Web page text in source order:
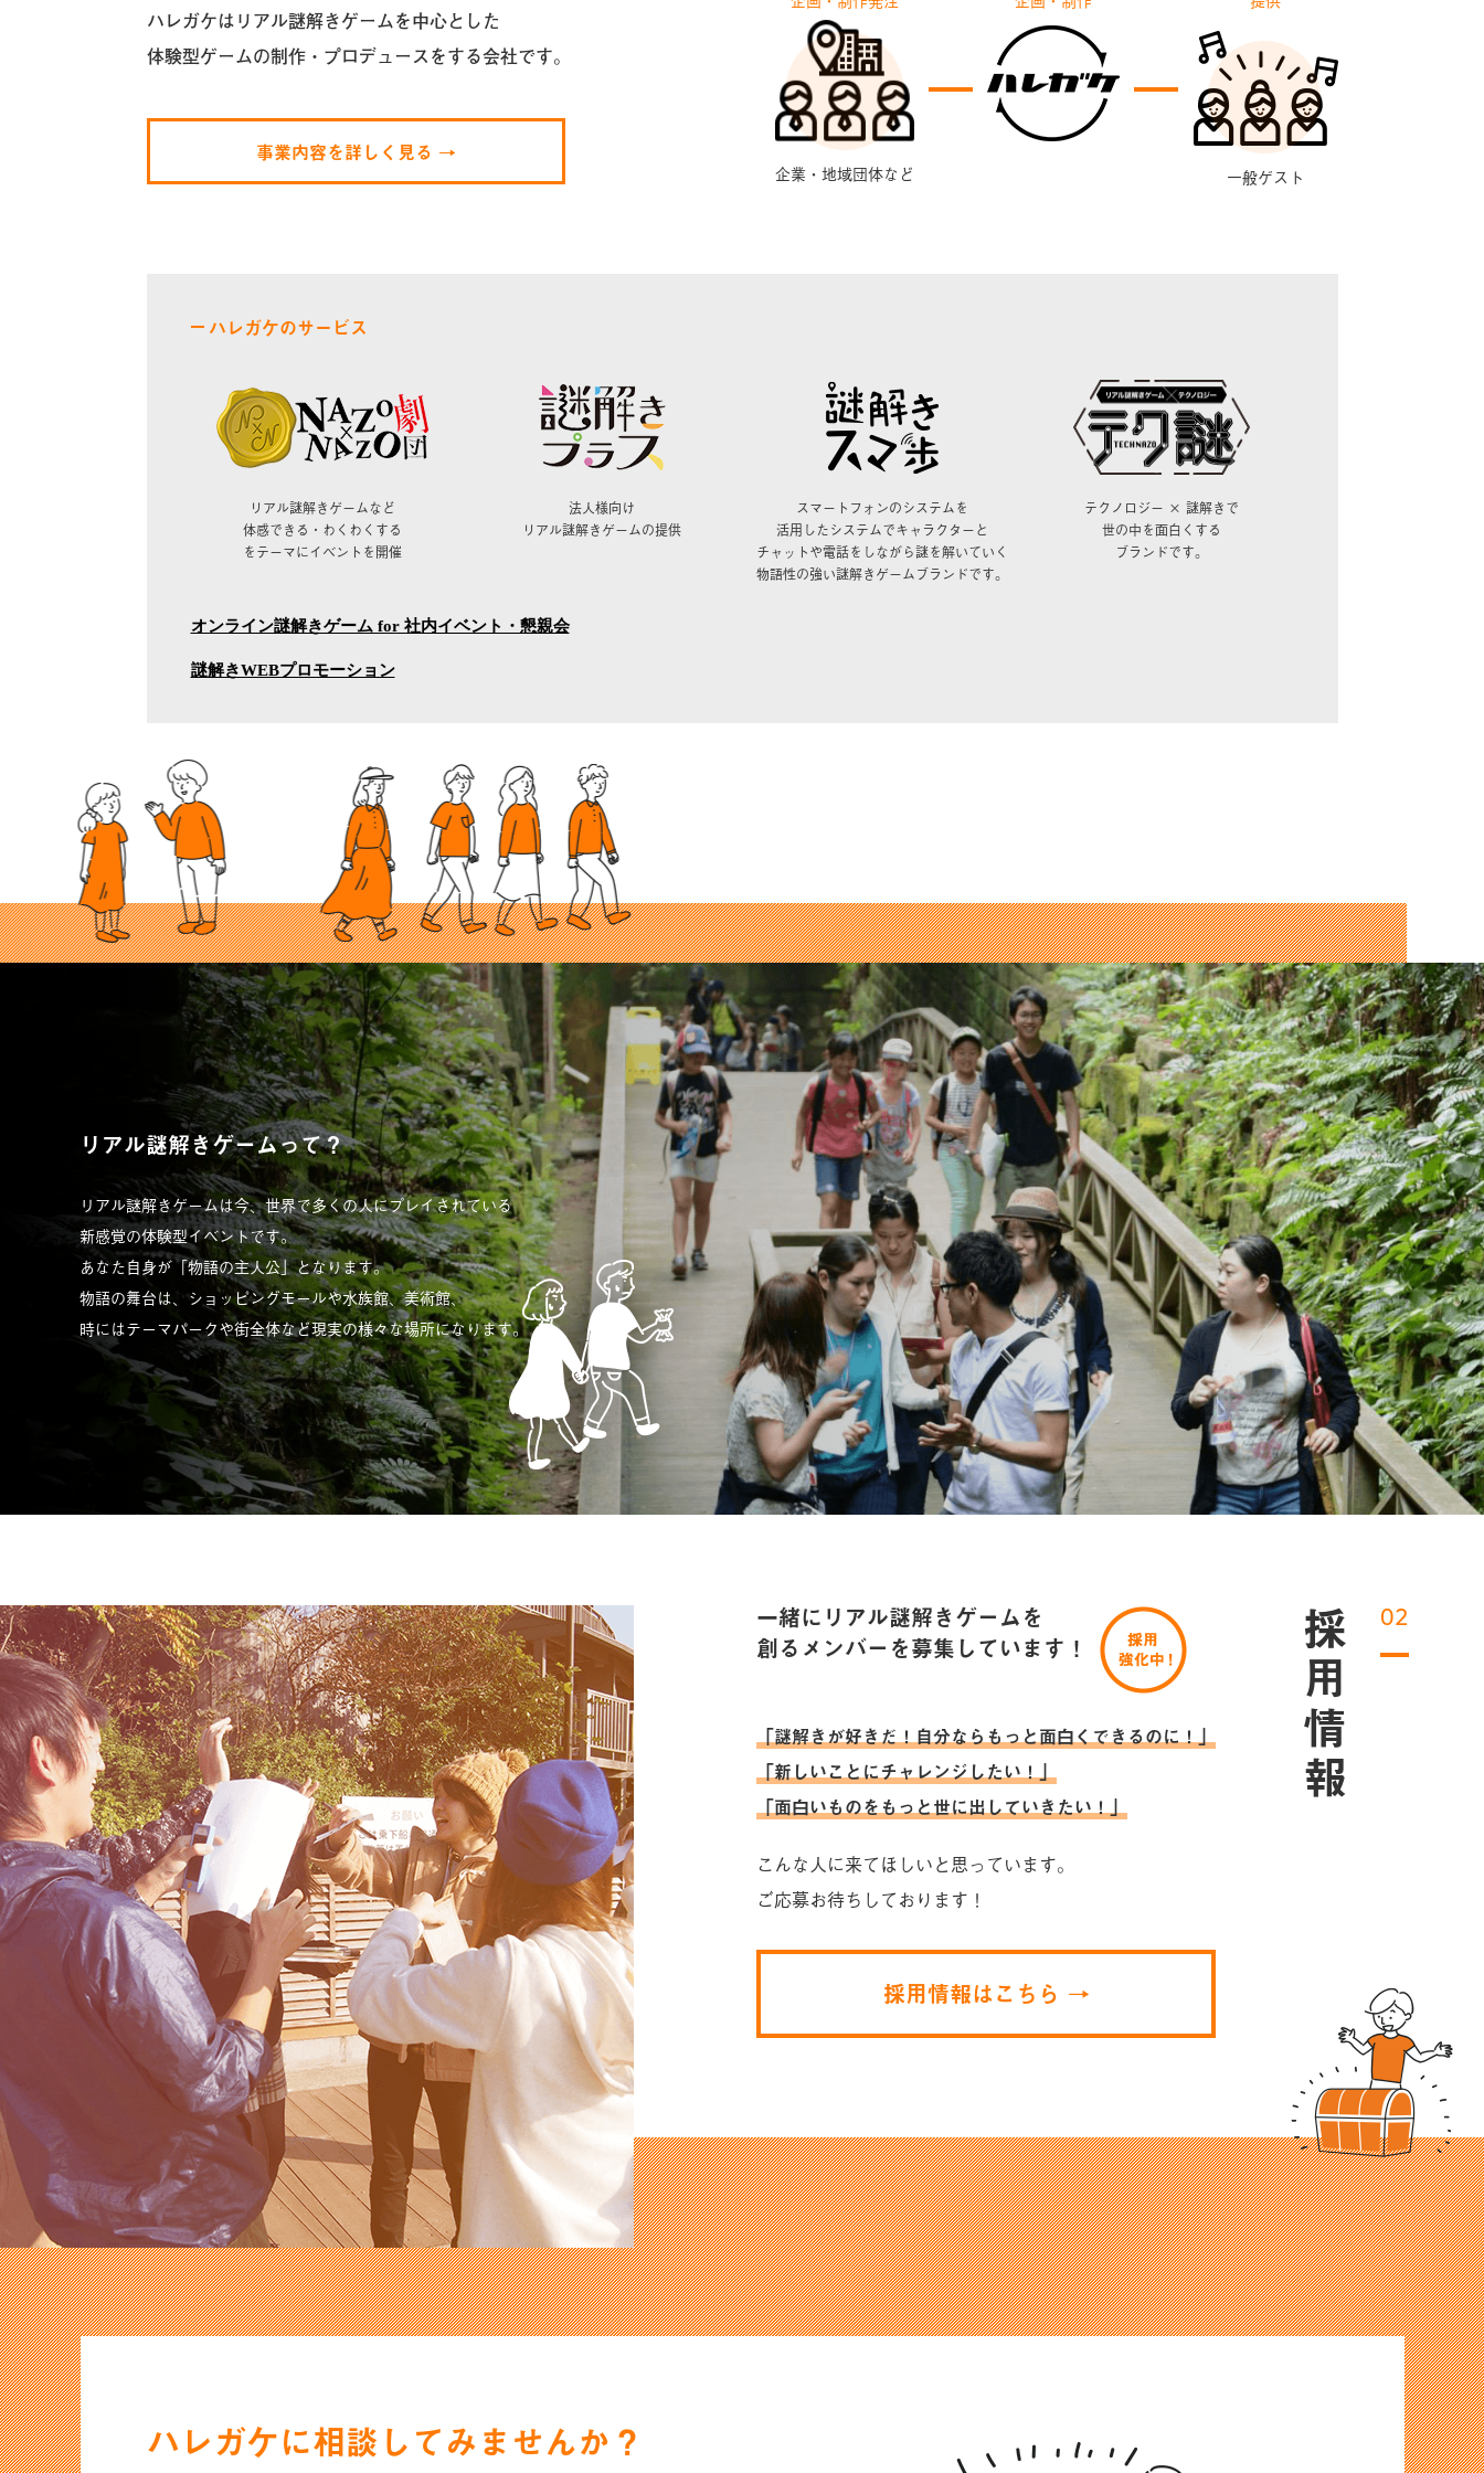
ハレガケはリアル謎解きゲームを中心とした
体験型ゲームの制作・プロデュースをする会社です。
事業内容を詳しく見る →
企業・地域団体など 一般ゲスト
ハレガケのサービス
リアル謎解きゲームなど
体感できる・わくわくする
をテーマにイベントを開催
法人様向け
リアル謎解きゲームの提供
スマートフォンのシステムを
活用したシステムでキャラクターと
チャットや電話をしながら謎を解いていく
物語性の強い謎解きゲームブランドです。
テクノロジー × 謎解きで
世の中を面白くする
ブランドです。
オンライン謎解きゲーム for 社内イベント・懇親会
謎解きWEBプロモーション
リアル謎解きゲームって？
リアル謎解きゲームは今、世界で多くの人にプレイされている
新感覚の体験型イベントです。
あなた自身が「物語の主人公」となります。
物語の舞台は、 ショッピングモールや水族館、美術館、
時にはテーマパークや街全体など現実の様々な場所になります。
02
採用情報
一緒にリアル謎解きゲームを
創るメンバーを募集しています！
「謎解きが好きだ！自分ならもっと面白くできるのに！」
「新しいことにチャレンジしたい！」
「面白いものをもっと世に出していきたい！」
こんな人に来てほしいと思っています。
ご応募お待ちしております！
採用情報はこちら →
ハレガケに相談してみませんか？